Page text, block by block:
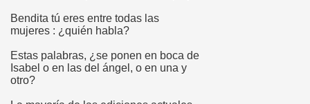
Bendita tú eres entre todas las
mujeres : ¿quién habla?
Estas palabras, ¿se ponen en boca de
Isabel o en las del ángel, o en una y
otro?